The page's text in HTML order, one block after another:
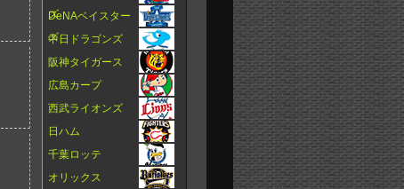
ズ
DeNAベイスター
ズ
中日ドラゴンズ
阪神タイガース
広島カープ
西武ライオンズ
日ハム
千葉ロッテ
オリックス